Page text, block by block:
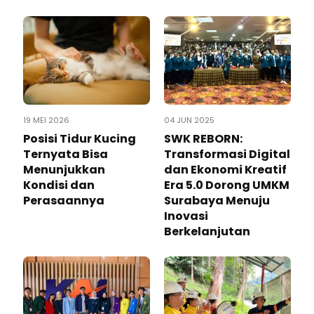
19 MEI 2026
Posisi Tidur Kucing
Ternyata Bisa
Menunjukkan
Kondisi dan
Perasaannya
04 JUN 2025
SWK REBORN:
Transformasi Digital
dan Ekonomi Kreatif
Era 5.0 Dorong UMKM
Surabaya Menuju
Inovasi
Berkelanjutan